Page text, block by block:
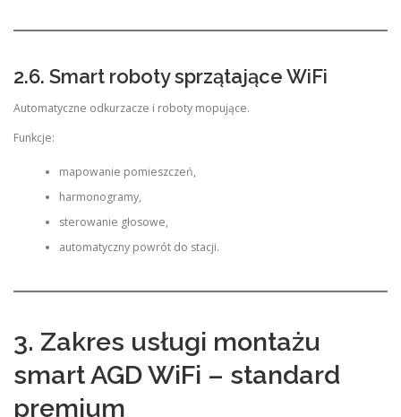
2.6. Smart roboty sprzątające WiFi
Automatyczne odkurzacze i roboty mopujące.
Funkcje:
mapowanie pomieszczeń,
harmonogramy,
sterowanie głosowe,
automatyczny powrót do stacji.
3. Zakres usługi montażu
smart AGD WiFi – standard
premium